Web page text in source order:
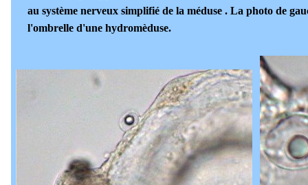
au système nerveux simplifié de la méduse . La photo de
l'ombrelle d'une hydromèduse.